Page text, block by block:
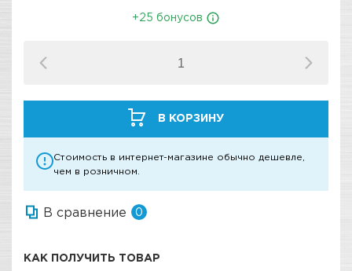
+25 бонусов
В КОРЗИНУ
Стоимость в интернет-магазине обычно дешевле,
чем в розничном.
В сравнение 0
КАК ПОЛУЧИТЬ ТОВАР